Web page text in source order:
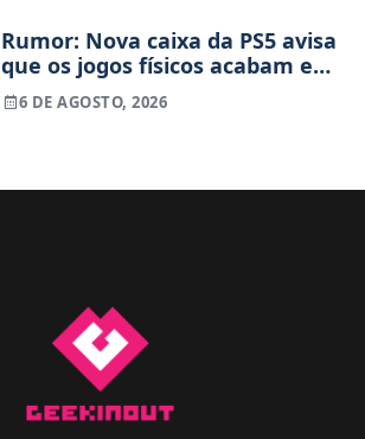
Rumor: Nova caixa da PS5 avisa
que os jogos físicos acabam em
2028
6 DE AGOSTO, 2026